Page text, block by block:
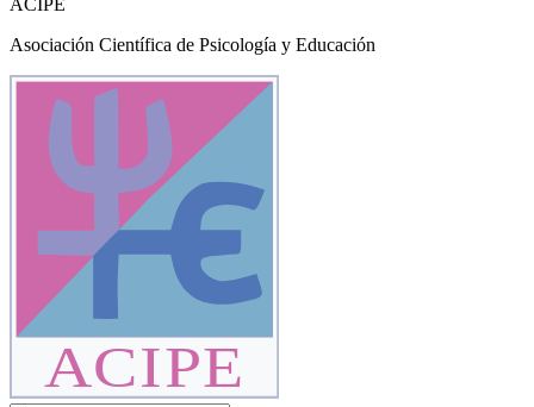
ACIPE
Asociación Científica de Psicología y Educación
ACIPE